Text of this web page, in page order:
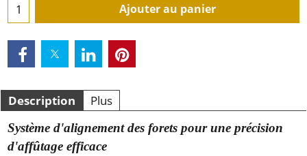
Ajouter au panier
Description Plus
Système d'alignement des forets pour une précision
d'affûtage efficace